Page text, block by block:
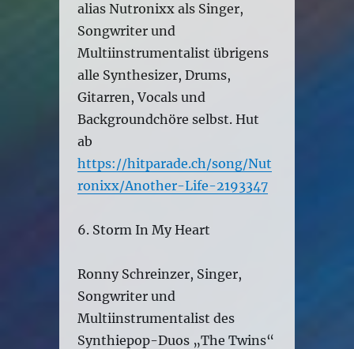
alias Nutronixx als Singer,
Songwriter und
Multiinstrumentalist übrigens
alle Synthesizer, Drums,
Gitarren, Vocals und
Backgroundchöre selbst. Hut
ab
https://hitparade.ch/song/Nut
ronixx/Another-Life-2193347
6. Storm In My Heart
Ronny Schreinzer, Singer,
Songwriter und
Multiinstrumentalist des
Synthiepop-Duos „The Twins“